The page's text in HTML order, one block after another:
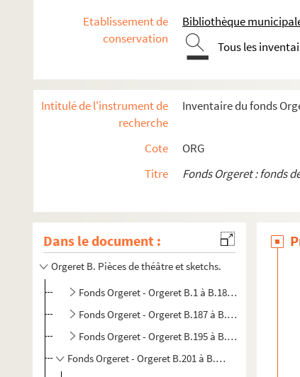
Etablissement de
conservation
Bibliothèque
Tous les
Intitulé de l'instrument de
recherche
Inventaire du fonds
Cote
ORG
Titre
Fonds Orgeret : fonds
Dans le document :
Orgeret B. Pièces de théâtre et sketchs.
Fonds Orgeret - Orgeret B.1 à B.186. Pièces et
Fonds Orgeret - Orgeret B.187 à B.194. Recueils
Fonds Orgeret - Orgeret B.195 à B.200. Revues
Fonds Orgeret - Orgeret B.201 à B.206. Guignol: